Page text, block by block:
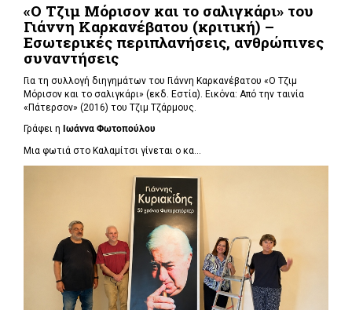
«Ο Τζιμ Μόρισον και το σαλιγκάρι» του
Γιάννη Καρκανέβατου (κριτική) –
Εσωτερικές περιπλανήσεις, ανθρώπινες
συναντήσεις
Για τη συλλογή διηγημάτων του Γιάννη Καρκανέβατου «Ο Τζιμ
Μόρισον και το σαλιγκάρι» (εκδ. Εστία). Εικόνα: Από την ταινία
«Πάτερσον» (2016) του Τζιμ Τζάρμους.
Γράφει η Ιωάννα Φωτοπούλου
Μια φωτιά στο Καλαμίτσι γίνεται ο κα...